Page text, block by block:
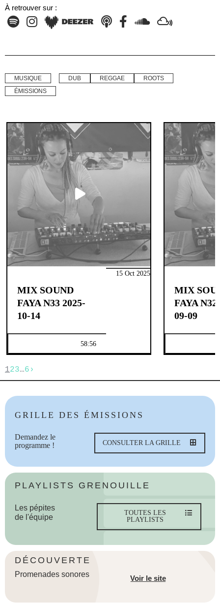
À retrouver sur :
MUSIQUE DUB REGGAE
ROOTS
ÉMISSIONS
MIX SOUND
FAYA N33 2025-
10-14
15 Oct 2025
58:56
MIX
FAYA N32
09-09
123…6 ›
GRILLE DES ÉMISSIONS
Demandez le
programme !
CONSULTER LA GRILLE
PLAYLISTS GRENOUILLE
Les pépites
de l'équipe
TOUTES LES
PLAYLISTS
DÉCOUVERTE
Promenades sonores Voir le site